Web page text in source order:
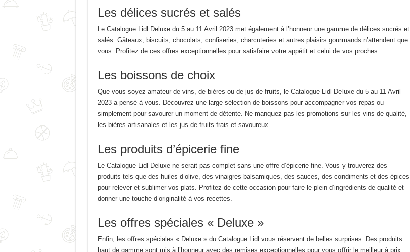
Les délices sucrés et salés
Le Catalogue Lidl Deluxe du 5 au 11 Avril 2023 met également à l’honneur une gamme de délices sucrés et
salés. Gâteaux, biscuits, chocolats, confiseries, charcuteries et autres plaisirs gourmands n’attendent que
vous. Profitez de ces offres exceptionnelles pour satisfaire votre appétit et celui de vos proches.
Les boissons de choix
Que vous soyez amateur de vins, de bières ou de jus de fruits, le Catalogue Lidl Deluxe du 5 au 11 Avril
2023 a pensé à vous. Découvrez une large sélection de boissons pour accompagner vos repas ou
simplement pour savourer un moment de détente. Ne manquez pas les promotions sur les vins de qualité,
les bières artisanales et les jus de fruits frais et savoureux.
Les produits d’épicerie fine
Le Catalogue Lidl Deluxe ne serait pas complet sans une offre d’épicerie fine. Vous y trouverez des
produits tels que des huiles d’olive, des vinaigres balsamiques, des sauces, des condiments et des épices
pour relever et sublimer vos plats. Profitez de cette occasion pour faire le plein d’ingrédients de qualité et
donner une touche d’originalité à vos recettes.
Les offres spéciales « Deluxe »
Enfin, les offres spéciales « Deluxe » du Catalogue Lidl vous réservent de belles surprises. Des produits
haut de gamme sont mis à l’honneur avec des remises exceptionnelles pour vous offrir le meilleur à prix